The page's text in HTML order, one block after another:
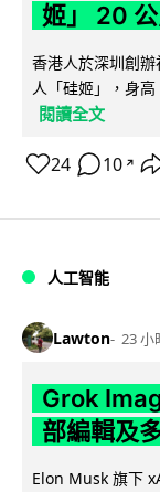
姬」 20
香港人於深圳創
人「硅姬」，身
閱讀全文
24 10 ↗
人工智能
Lawton 23 小
Grok
部編輯及
Elon Musk 旗下